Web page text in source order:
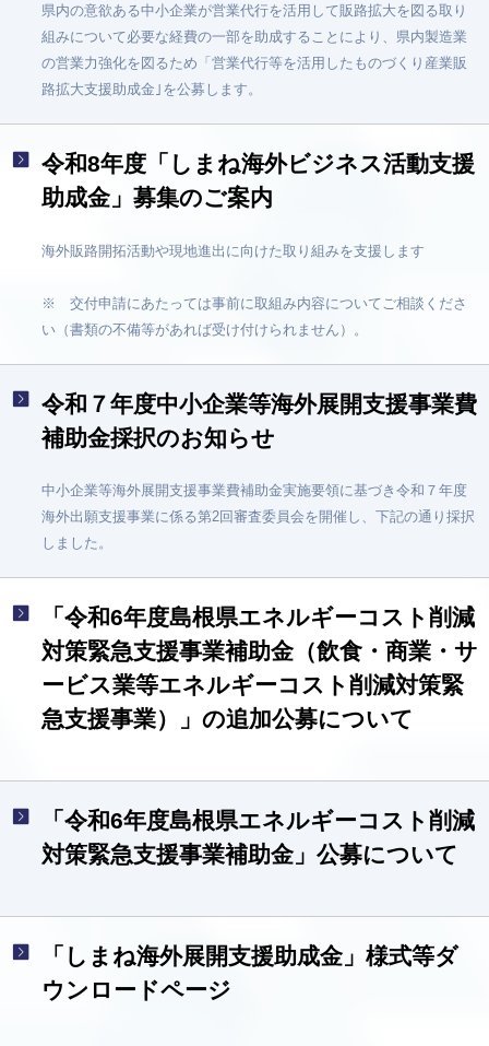
県内の意欲ある中小企業が営業代行を活用して販路拡大を図る取り
組みについて必要な経費の一部を助成することにより、県内製造業
の営業力強化を図るため「営業代行等を活用したものづくり産業販
路拡大支援助成金｣を公募します。
令和8年度「しまね海外ビジネス活動支援
助成金」募集のご案内
海外販路開拓活動や現地進出に向けた取り組みを支援します
※ 交付申請にあたっては事前に取組み内容についてご相談くださ
い（書類の不備等があれば受け付けられません）。
令和７年度中小企業等海外展開支援事業費
補助金採択のお知らせ
中小企業等海外展開支援事業費補助金実施要領に基づき令和７年度
海外出願支援事業に係る第2回審査委員会を開催し、下記の通り採択
しました。
「令和6年度島根県エネルギーコスト削減
対策緊急支援事業補助金（飲食・商業・サ
ービス業等エネルギーコスト削減対策緊
急支援事業）」の追加公募について
「令和6年度島根県エネルギーコスト削減
対策緊急支援事業補助金」公募について
「しまね海外展開支援助成金」様式等ダ
ウンロードページ